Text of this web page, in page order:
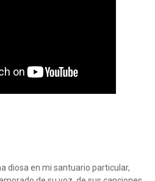
diosa en mi santuario particular,